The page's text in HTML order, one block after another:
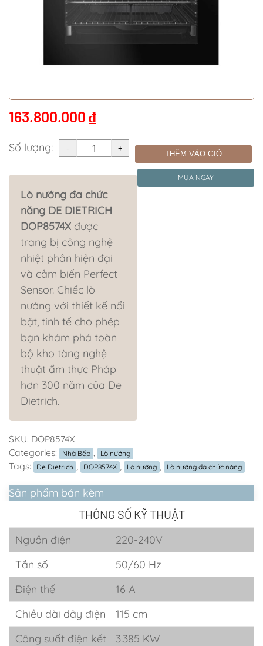
163.800.000 ₫
Số lượng: THÊM VÀO GIỎ
MUA NGAY
Lò nướng đa chức
năng DE DIETRICH
DOP8574X được
trang bị công nghệ
nhiệt phân hiện đại
và cảm biến Perfect
Sensor. Chiếc lò
nướng với thiết kế nổi
bật, tinh tế cho phép
bạn khám phá toàn
bộ kho tàng nghệ
thuật ẩm thực Pháp
hơn 300 năm của De
Dietrich.
SKU: DOP8574X
Categories:
Nhà Bếp , Lò nướng
Tags: De Dietrich , DOP8574X , Lò nướng , Lò nướng đa chức năng
Sản phẩm bán kèm
THÔNG SỐ KỸ THUẬT
Nguồn điện
220-240V
Tần số
50/60 Hz
Điện thế
16 A
Chiều dài dây điện
115 cm
Công suất điện kết
3.385 KW